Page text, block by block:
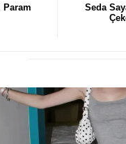
Param
Seda